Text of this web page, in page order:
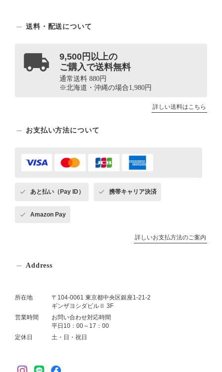
送料・配送について
9,500円以上の
ご購入で送料無料
通常送料 880円
※北海道・沖縄の場合1,980円
詳しい送料はこちら
お支払い方法について
あと払い（Pay ID） 携帯キャリア決済
Amazon Pay
詳しいお支払方法のご案内
Address
所在地
〒104-0061 東京都中央区銀座1-21-2
ギンザヨシダビルⅡ 3F
営業時間
お問い合わせ対応時間
平日10：00～17：00
定休日
土・日・祝日